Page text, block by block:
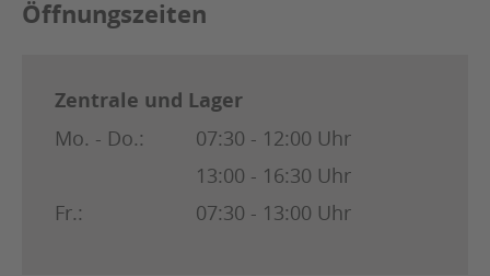
Öffnungszeiten
Zentrale und Lager
Mo. - Do.:
07:30 - 12:00 Uhr
13:00 - 16:30 Uhr
Fr.:
07:30 - 13:00 Uhr